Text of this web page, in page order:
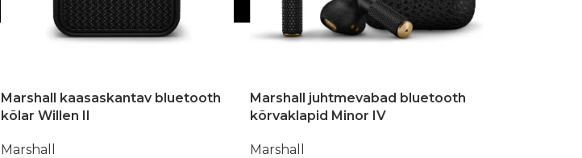
Marshall kaasaskantav bluetooth
kõlar Willen II
Marshall
Marshall juhtmevabad bluetooth
kõrvaklapid Minor IV
Marshall